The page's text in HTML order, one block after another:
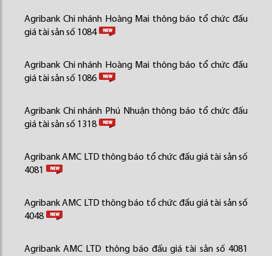
Agribank Chi nhánh Hoàng Mai thông báo tổ chức đấu
giá tài sản số 1084
Agribank Chi nhánh Hoàng Mai thông báo tổ chức đấu
giá tài sản số 1086
Agribank Chi nhánh Phú Nhuận thông báo tổ chức đấu
giá tài sản số 1318
Agribank AMC LTD thông báo tổ chức đấu giá tài sản số
4081
Agribank AMC LTD thông báo tổ chức đấu giá tài sản số
4048
Agribank AMC LTD thông báo đấu giá tài sản số 4081